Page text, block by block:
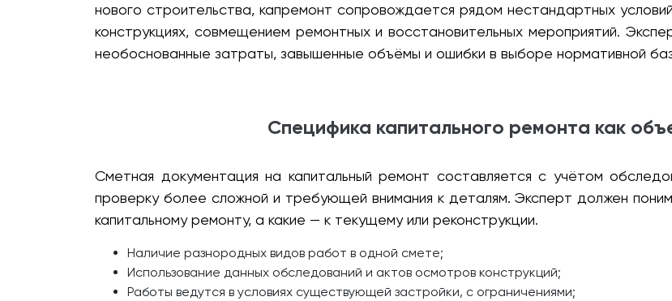
нового строительства, капремонт сопровождается рядом нестандартных
конструкциях, совмещением ремонтных и восстановительных мероприятий.
необоснованные затраты, завышенные объёмы и ошибки в выборе нормативной
Специфика капитального ремонта как
Сметная документация на капитальный ремонт составляется с учётом
проверку более сложной и требующей внимания к деталям. Эксперт должен
капитальному ремонту, а какие — к текущему или реконструкции.
Наличие разнородных видов работ в одной смете;
Использование данных обследований и актов осмотров конструкций;
Работы ведутся в условиях существующей застройки, с ограничениями;